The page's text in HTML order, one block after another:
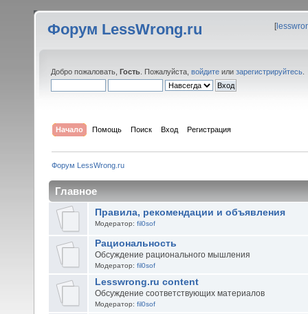
Форум LessWrong.ru [
Добро пожаловать, Гость . Пожалуйста, войдите или зарегистрируйтесь
Начало Помощь Поиск Вход Регистрация
Форум LessWrong.ru
Главное
Правила, рекомендации и объявления
Модератор: fil0sof
Рациональность
Обсуждение рационального мышления
Модератор: fil0sof
Lesswrong.ru content
Обсуждение соответствующих материалов
Модератор: fil0sof